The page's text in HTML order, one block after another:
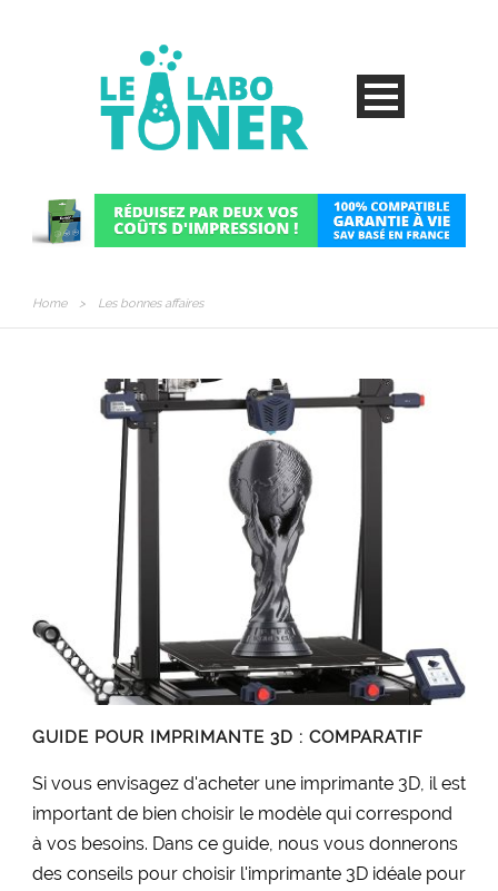
Home > Les bonnes affaires
GUIDE POUR IMPRIMANTE 3D : COMPARATIF
Si vous envisagez d'acheter une imprimante 3D, il est
important de bien choisir le modèle qui correspond
à vos besoins. Dans ce guide, nous vous donnerons
des conseils pour choisir l'imprimante 3D idéale pour